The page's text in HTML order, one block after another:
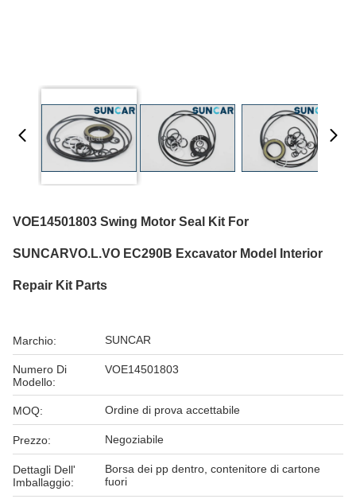
VOE14501803 Swing Motor Seal Kit For
SUNCARVO.L.VO EC290B Excavator Model Interior
Repair Kit Parts
Marchio: SUNCAR
Numero Di
Modello:
VOE14501803
MOQ: Ordine di prova accettabile
Prezzo: Negoziabile
Dettagli Dell'
Imballaggio:
Borsa dei pp dentro, contenitore di cartone
fuori